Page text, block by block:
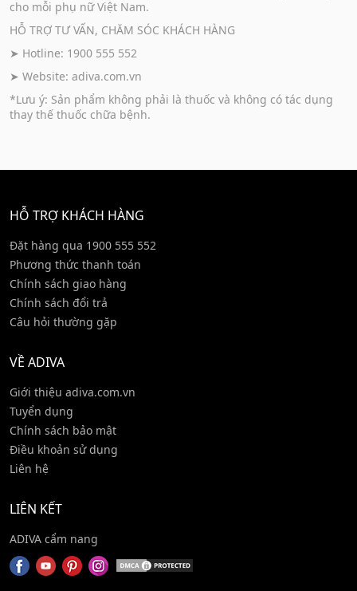
cho mỗi phụ nữ Việt Nam.
HỖ TRỢ TƯ VẤN, CHĂM SÓC KHÁCH HÀNG
➤ Hotline: 1900 555 552
➤ Website: adiva.com.vn
*Lưu ý: Sản phẩm không phải là thuốc và không có tác dụng
thay thế thuốc chữa bệnh.
HỖ TRỢ KHÁCH HÀNG
Đặt hàng qua 1900 555 552
Phương thức thanh toán
Chính sách giao hàng
Chính sách đổi trả
Câu hỏi thường gặp
VỀ ADIVA
Giới thiệu adiva.com.vn
Tuyển dụng
Chính sách bảo mật
Điều khoản sử dụng
Liên hệ
LIÊN KẾT
ADIVA cẩm nang